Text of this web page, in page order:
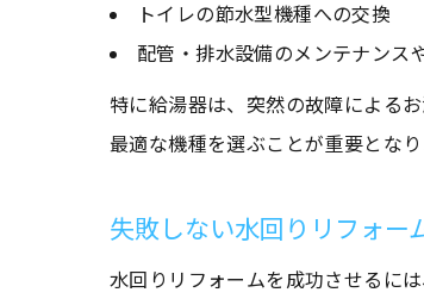
トイレの節水型機種への交換
配管・排水設備のメンテナンス
特に給湯器は、突然の故障による
最適な機種を選ぶことが重要となり
失敗しない水回りリフォー
水回りリフォームを成功させるに